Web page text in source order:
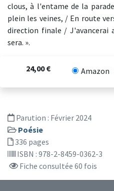
clous, à l'entame de la
plein les veines, / En route
direction finale / J'avancerai
sera. ».
24,00 € Amazon
Parution : Février 2024
Poésie
336 pages
ISBN : 978-2-8459-0362-3
Fiche consultée 60 fois